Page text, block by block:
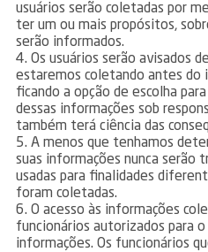
usuários serão coletadas por
ter um ou mais propósitos,
serão informados.
4. Os usuários serão avisados
estaremos coletando antes do
ficando a opção de escolha
dessas informações sob
também terá ciência das
5. A menos que tenhamos
suas informações nunca serão
usadas para finalidades
foram coletadas.
6. O acesso às informações
funcionários autorizados para o
informações. Os funcionários